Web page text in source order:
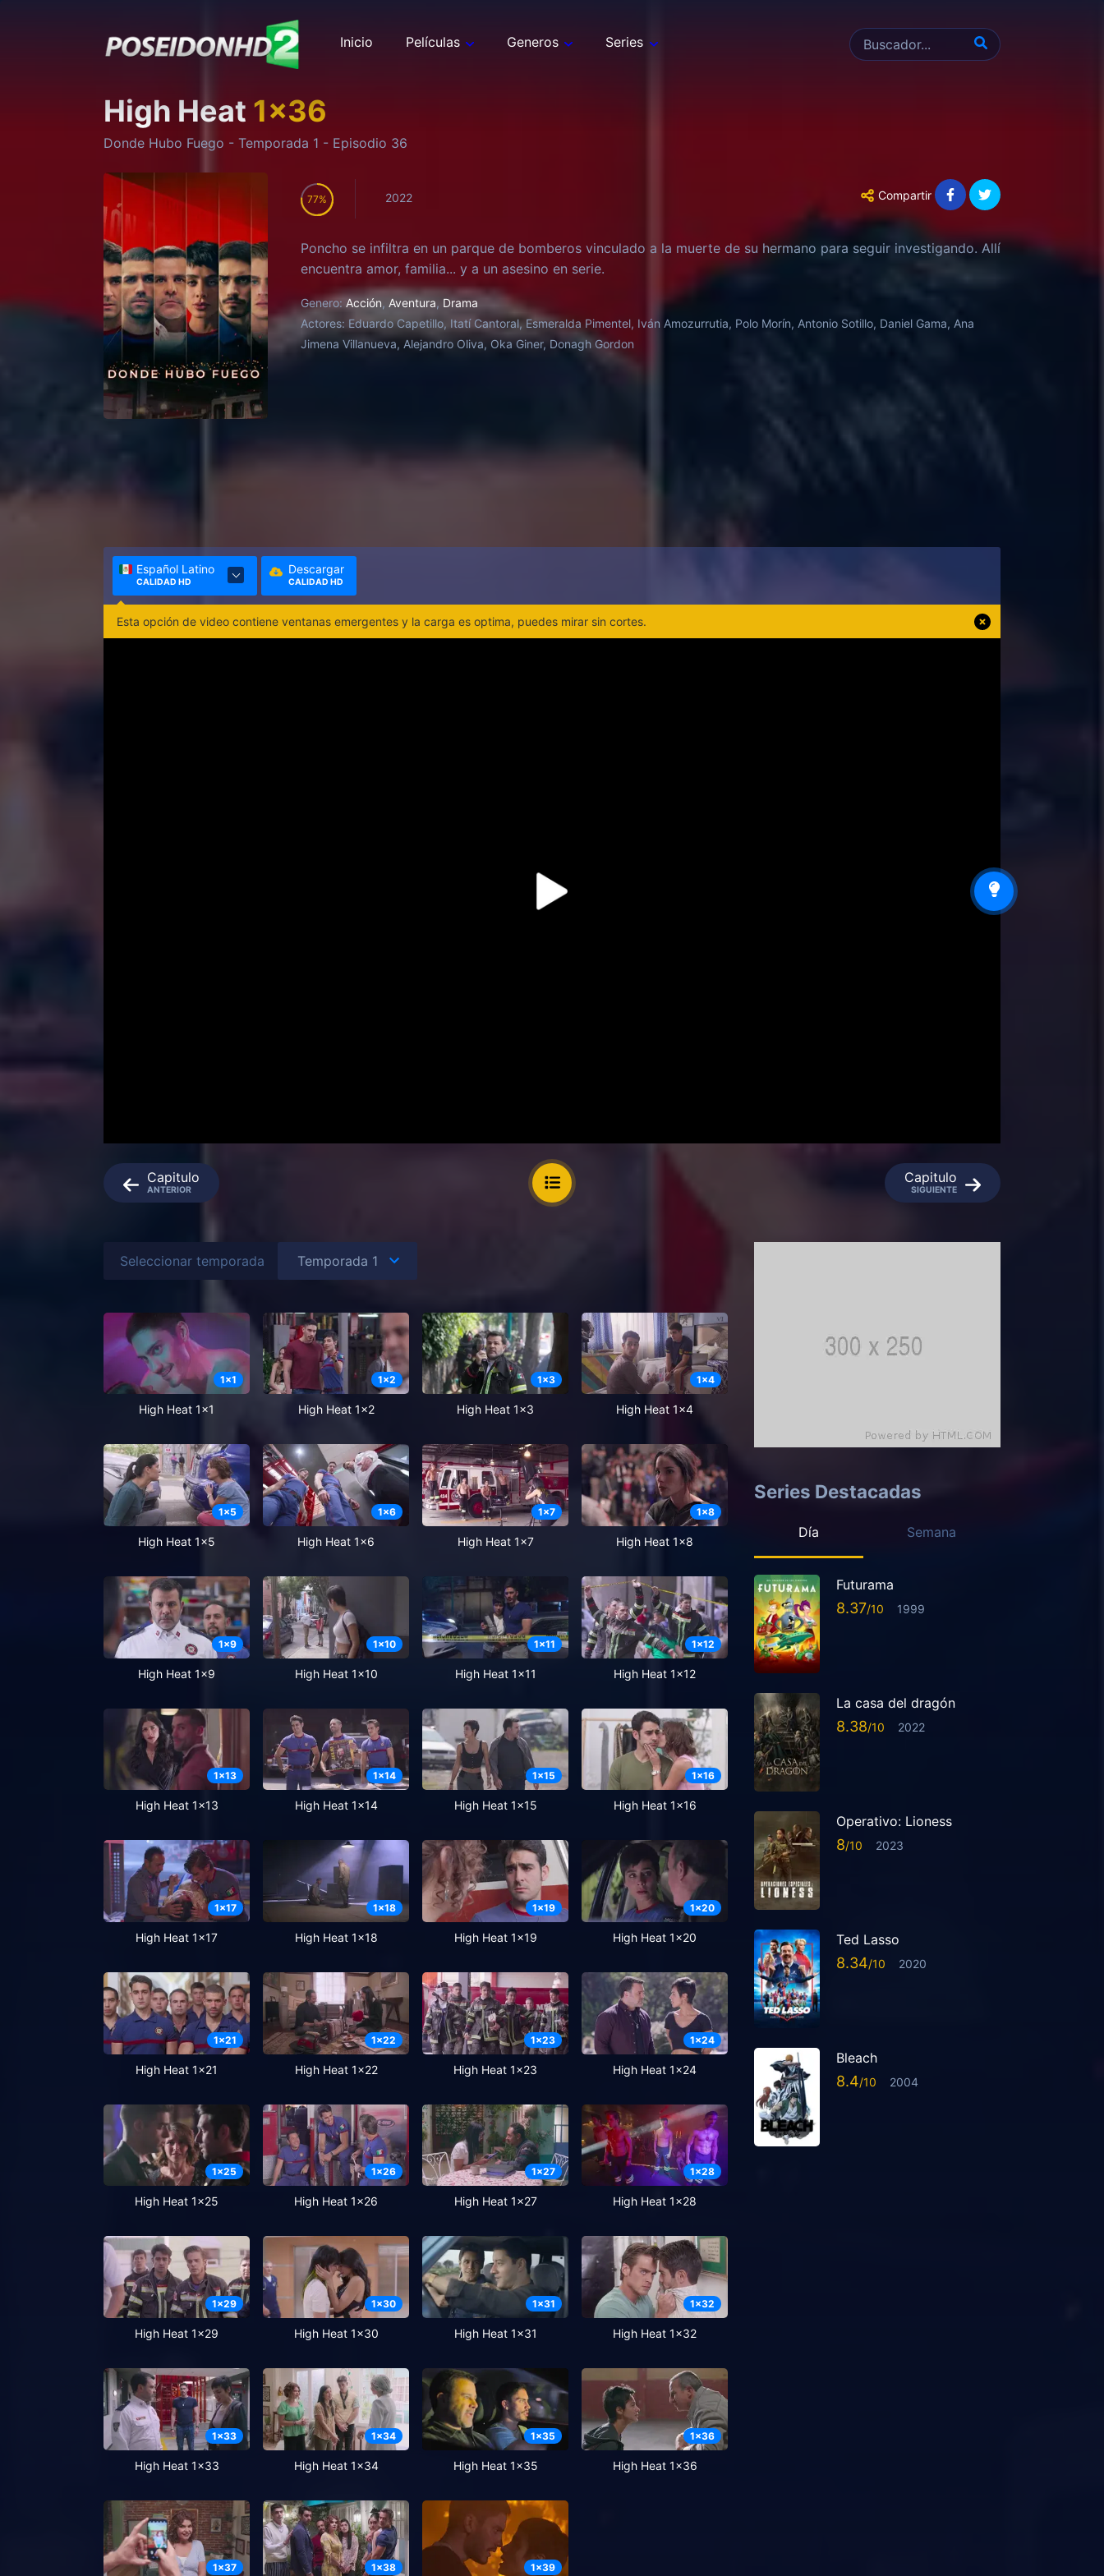
Inicio Películas Generos Series
High Heat 1x36
Donde Hubo Fuego - Temporada 1 - Episodio 36
77 2022 Compartir
Poncho se infiltra en un parque de bomberos vinculado a la muerte de su hermano para seguir investigando. Allí
encuentra amor, familia... y a un asesino en serie.
Genero: Acción, Aventura, Drama
Actores: Eduardo Capetillo, Itatí Cantoral, Esmeralda Pimentel, Iván Amozurrutia, Polo Morín, Antonio Sotillo, Daniel Gama, Ana
Jimena Villanueva, Alejandro Oliva, Oka Giner, Donagh Gordon
Español Latino
CALIDAD HD
Descargar
CALIDAD HD
Esta opción de video contiene ventanas emergentes y la carga es optima, puedes mirar sin cortes.
Capitulo
ANTERIOR
Capitulo
SIGUIENTE
Seleccionar temporada
1x1
High Heat 1x1
1x2
High Heat 1x2
1x3
High Heat 1x3
1x4
High Heat 1x4
1x5
High Heat 1x5
1x6
High Heat 1x6
1x7
High Heat 1x7
1x8
High Heat 1x8
1x9
High Heat 1x9
1x10
High Heat 1x10
1x11
High Heat 1x11
1x12
High Heat 1x12
1x13
High Heat 1x13
1x14
High Heat 1x14
1x15
High Heat 1x15
1x16
High Heat 1x16
1x17
High Heat 1x17
1x18
High Heat 1x18
1x19
High Heat 1x19
1x20
High Heat 1x20
1x21
High Heat 1x21
1x22
High Heat 1x22
1x23
High Heat 1x23
1x24
High Heat 1x24
1x25
High Heat 1x25
1x26
High Heat 1x26
1x27
High Heat 1x27
1x28
High Heat 1x28
1x29
High Heat 1x29
1x30
High Heat 1x30
1x31
High Heat 1x31
1x32
High Heat 1x32
1x33
High Heat 1x33
1x34
High Heat 1x34
1x35
High Heat 1x35
1x36
High Heat 1x36
1x37 1x38 1x39
Series Destacadas
Día Semana
Futurama
8.37 1999
La casa del dragón
8.38 2022
Operativo: Lioness
8 2023
Ted Lasso
8.34 2020
Bleach
8.4 2004